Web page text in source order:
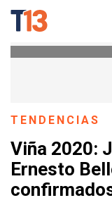
TENDENCIAS
Viña 2020:
Ernesto